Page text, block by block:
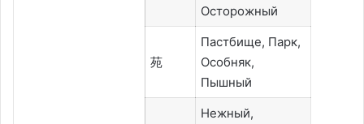
Осторожный
苑
Пастбище, Парк,
Особняк,
Пышный
Нежный,